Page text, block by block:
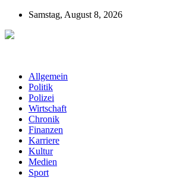
Samstag, August 8, 2026
Allgemein
Politik
Polizei
Wirtschaft
Chronik
Finanzen
Karriere
Kultur
Medien
Sport